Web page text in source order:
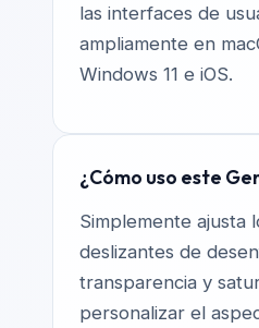
las interfaces de
ampliamente en
Windows 11 e iOS.
¿Cómo uso este
Simplemente ajusta
deslizantes de
transparencia y
personalizar el